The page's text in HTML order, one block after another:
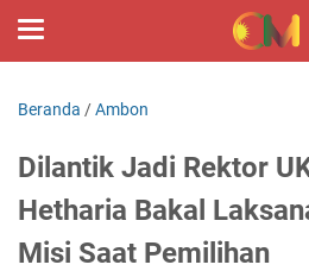
Beranda /Ambon
Dilantik Jadi Rektor
Hetharia Bakal
Misi Saat Pemilihan